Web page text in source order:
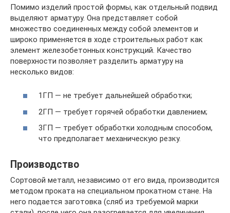
Помимо изделий простой формы, как отдельный подвид
выделяют арматуру. Она представляет собой
множество соединенных между собой элементов и
широко применяется в ходе строительных работ как
элемент железобетонных конструкций. Качество
поверхности позволяет разделить арматуру на
несколько видов:
1ГП — не требует дальнейшей обработки;
2ГП — требует горячей обработки давлением;
3ГП — требует обработки холодным способом,
что предполагает механическую резку.
Производство
Сортовой металл, независимо от его вида, производится
методом проката на специальном прокатном стане. На
него подается заготовка (сляб из требуемой марки